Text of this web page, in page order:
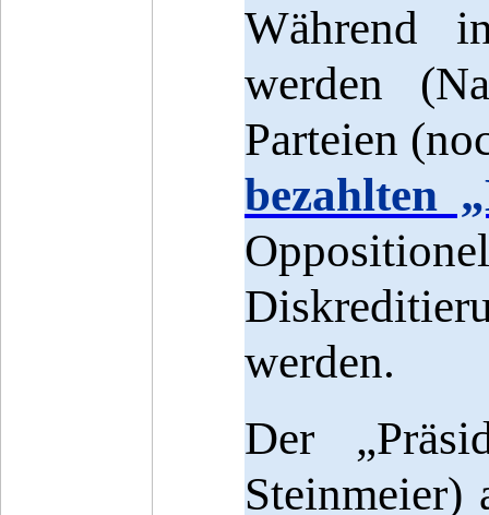
Während
werden
Parteien
bezahlten
werden.
Der
Steinmeier)